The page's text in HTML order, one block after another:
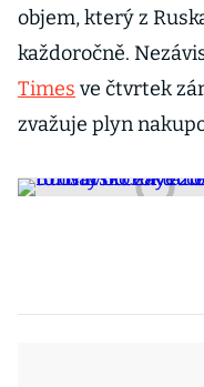
objem, který z
každoročně.
Times ve čtvrtek
zvažuje plyn